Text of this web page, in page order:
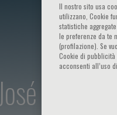
José
Il nostro sito usa
utilizzano, Cookie
statistiche
le preferenze da te
(profilazione). Se
Cookie di pubblicità
acconsenti all’uso